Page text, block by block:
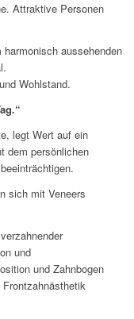
Attraktive Personen
aussehenden
Wohlstand.
legt Wert auf ein
dem persönlichen
sich mit Veneers
und
und Zahnbogen